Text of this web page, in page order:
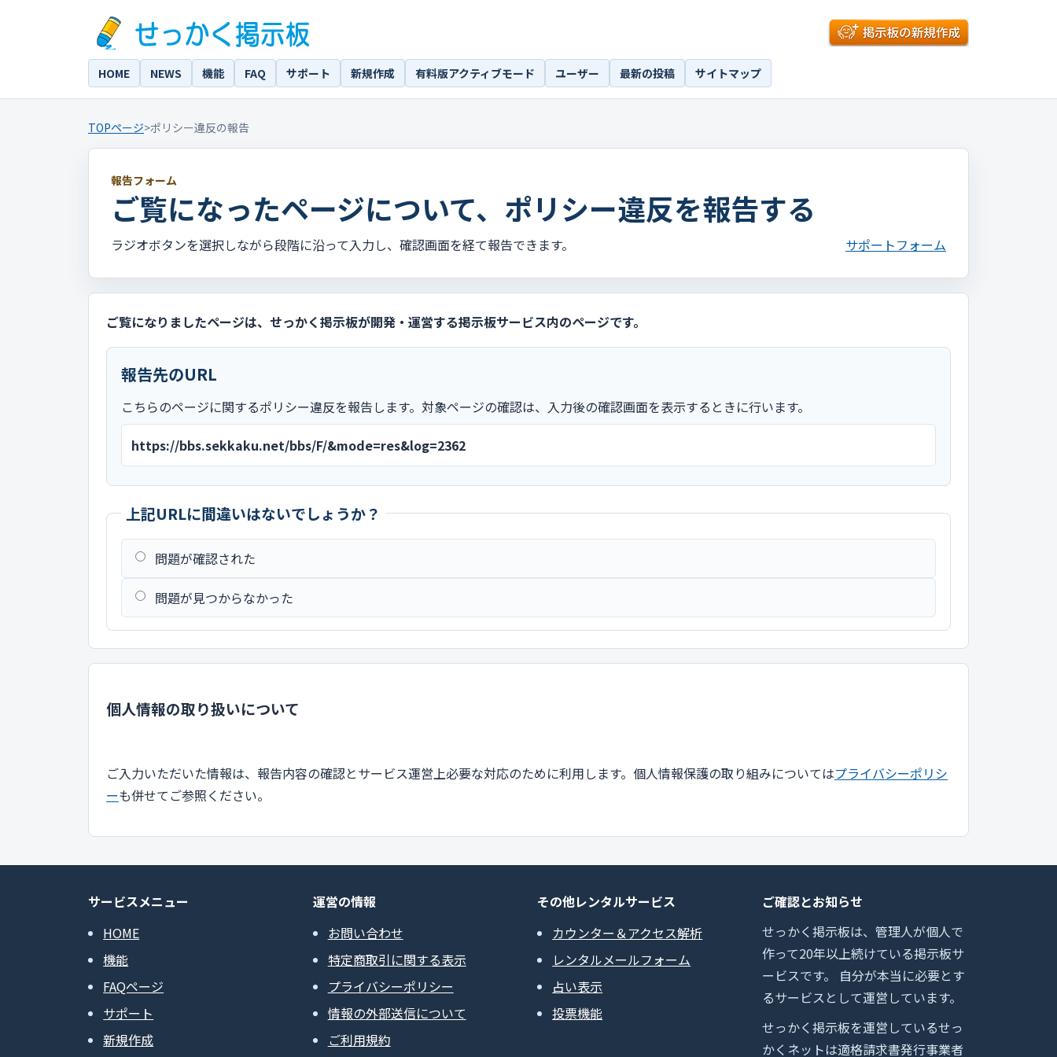
HOME NEWS 機能 FAQ サポート 新規作成 有料版アクティブモード ユーザー 最新の投稿 サイトマップ
TOPページ>ポリシー違反の報告
報告フォーム
ご覧になったページについて、ポリシー違反を報告する
ラジオボタンを選択しながら段階に沿って入力し、確認画面を経て報告できます。 サポートフォーム
ご覧になりましたページは、せっかく掲示板が開発・運営する掲示板サービス内のページです。
報告先のURL
こちらのページに関するポリシー違反を報告します。対象ページの確認は、入力後の確認画面を表示するときに行います。
https://bbs.sekkaku.net/bbs/F/&mode=res&log=2362
上記URLに間違いはないでしょうか？
問題が確認された
問題が見つからなかった
個人情報の取り扱いについて
ご入力いただいた情報は、報告内容の確認とサービス運営上必要な対応のために利用します。個人情報保護の取り組みについてはプライバシーポリシ
ーも併せてご参照ください。
サービスメニュー
HOME
機能
FAQページ
サポート
新規作成
運営の情報
お問い合わせ
特定商取引に関する表示
プライバシーポリシー
情報の外部送信について
ご利用規約
その他レンタルサービス
カウンター＆アクセス解析
レンタルメールフォーム
占い表示
投票機能
ご確認とお知らせ
せっかく掲示板は、管理人が個人で
作って20年以上続けている掲示板サ
ービスです。 自分が本当に必要とす
るサービスとして運営しています。
せっかく掲示板を運営しているせっ
かくネットは適格請求書発行事業者